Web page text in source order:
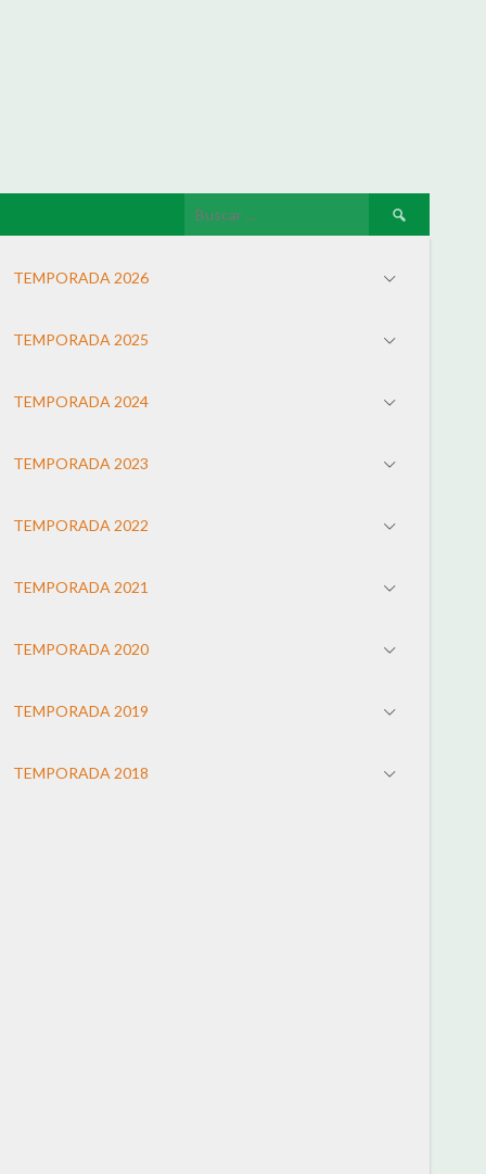
TEMPORADA 2026
TEMPORADA 2025
TEMPORADA 2024
TEMPORADA 2023
TEMPORADA 2022
TEMPORADA 2021
TEMPORADA 2020
TEMPORADA 2019
TEMPORADA 2018